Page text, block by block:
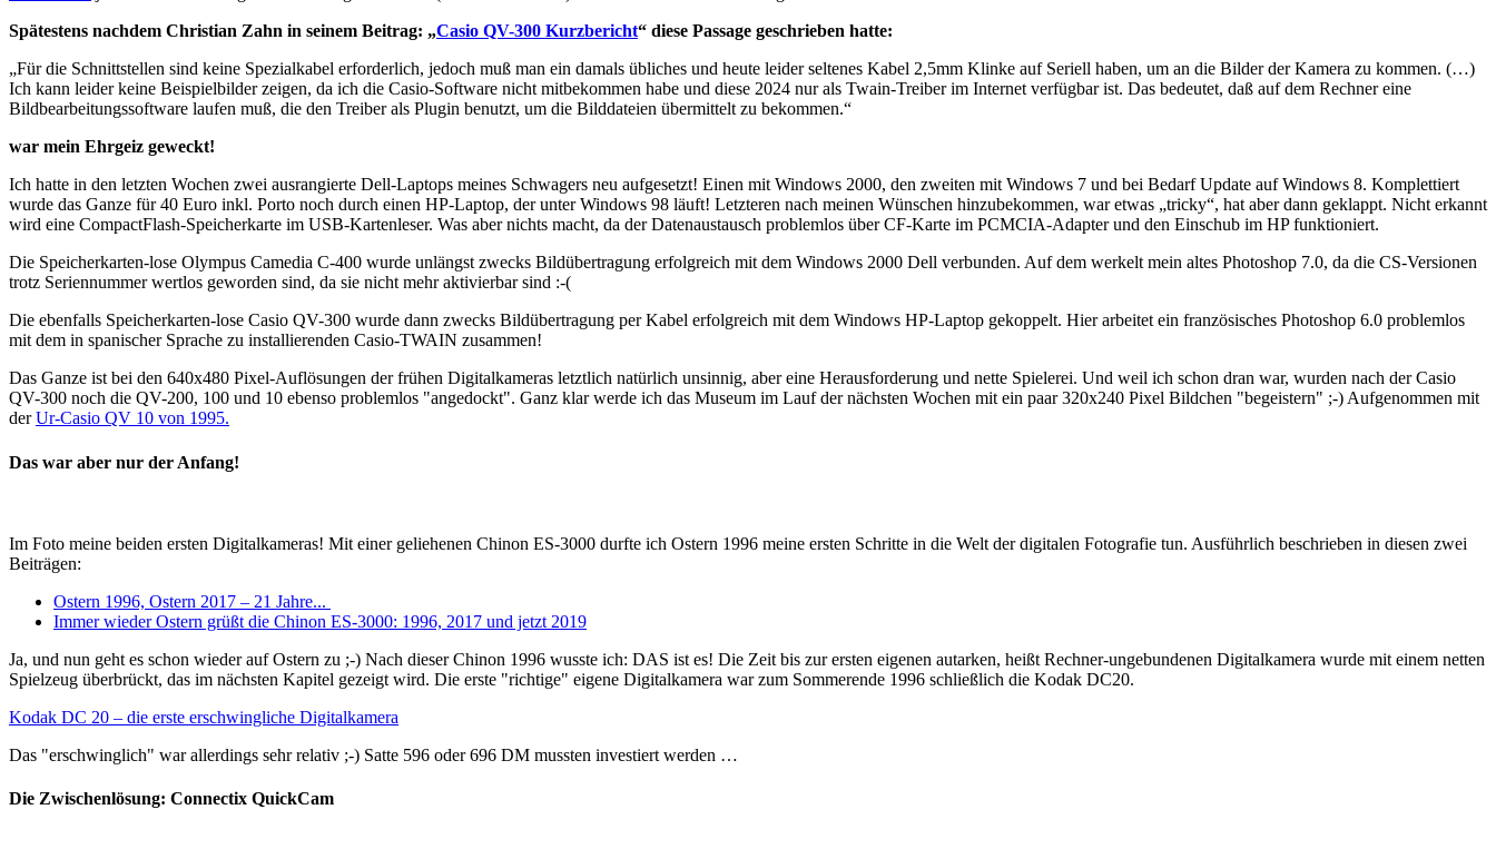
Spätestens nachdem Christian Zahn in seinem Beitrag: „Casio QV-300 Kurzbericht“ diese Passage geschrieben hatte:
„Für die Schnittstellen sind keine Spezialkabel erforderlich, jedoch muß man ein damals übliches und heute leider seltenes Kabel 2,5mm Klinke auf Seriell haben, um an die Bilder der Kamera zu kommen. (…)
Ich kann leider keine Beispielbilder zeigen, da ich die Casio-Software nicht mitbekommen habe und diese 2024 nur als Twain-Treiber im Internet verfügbar ist. Das bedeutet, daß auf dem Rechner eine
Bildbearbeitungssoftware laufen muß, die den Treiber als Plugin benutzt, um die Bilddateien übermittelt zu bekommen.“
war mein Ehrgeiz geweckt!
Ich hatte in den letzten Wochen zwei ausrangierte Dell-Laptops meines Schwagers neu aufgesetzt! Einen mit Windows 2000, den zweiten mit Windows 7 und bei Bedarf Update auf Windows 8. Komplettiert
wurde das Ganze für 40 Euro inkl. Porto noch durch einen HP-Laptop, der unter Windows 98 läuft! Letzteren nach meinen Wünschen hinzubekommen, war etwas „tricky“, hat aber dann geklappt. Nicht erkannt
wird eine CompactFlash-Speicherkarte im USB-Kartenleser. Was aber nichts macht, da der Datenaustausch problemlos über CF-Karte im PCMCIA-Adapter und den Einschub im HP funktioniert.
Die Speicherkarten-lose Olympus Camedia C-400 wurde unlängst zwecks Bildübertragung erfolgreich mit dem Windows 2000 Dell verbunden. Auf dem werkelt mein altes Photoshop 7.0, da die CS-Versionen
trotz Seriennummer wertlos geworden sind, da sie nicht mehr aktivierbar sind :-(
Die ebenfalls Speicherkarten-lose Casio QV-300 wurde dann zwecks Bildübertragung per Kabel erfolgreich mit dem Windows HP-Laptop gekoppelt. Hier arbeitet ein französisches Photoshop 6.0 problemlos
mit dem in spanischer Sprache zu installierenden Casio-TWAIN zusammen!
Das Ganze ist bei den 640x480 Pixel-Auflösungen der frühen Digitalkameras letztlich natürlich unsinnig, aber eine Herausforderung und nette Spielerei. Und weil ich schon dran war, wurden nach der Casio
QV-300 noch die QV-200, 100 und 10 ebenso problemlos "angedockt". Ganz klar werde ich das Museum im Lauf der nächsten Wochen mit ein paar 320x240 Pixel Bildchen "begeistern" ;-) Aufgenommen mit
derUr-Casio QV 10 von 1995.
Das war aber nur der Anfang!
Im Foto meine beiden ersten Digitalkameras! Mit einer geliehenen Chinon ES-3000 durfte ich Ostern 1996 meine ersten Schritte in die Welt der digitalen Fotografie tun. Ausführlich beschrieben in diesen zwei
Beiträgen:
Ostern 1996, Ostern 2017 – 21 Jahre...
Immer wieder Ostern grüßt die Chinon ES-3000: 1996, 2017 und jetzt 2019
Ja, und nun geht es schon wieder auf Ostern zu ;-) Nach dieser Chinon 1996 wusste ich: DAS ist es! Die Zeit bis zur ersten eigenen autarken, heißt Rechner-ungebundenen Digitalkamera wurde mit einem netten
Spielzeug überbrückt, das im nächsten Kapitel gezeigt wird. Die erste "richtige" eigene Digitalkamera war zum Sommerende 1996 schließlich die Kodak DC20.
Kodak DC 20 – die erste erschwingliche Digitalkamera
Das "erschwinglich" war allerdings sehr relativ ;-) Satte 596 oder 696 DM mussten investiert werden …
Die Zwischenlösung: Connectix QuickCam